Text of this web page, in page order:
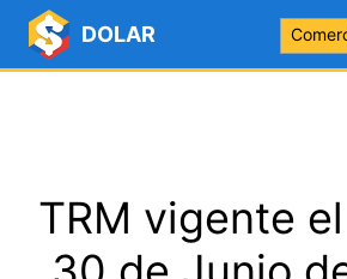
DOLAR
TRM vigente